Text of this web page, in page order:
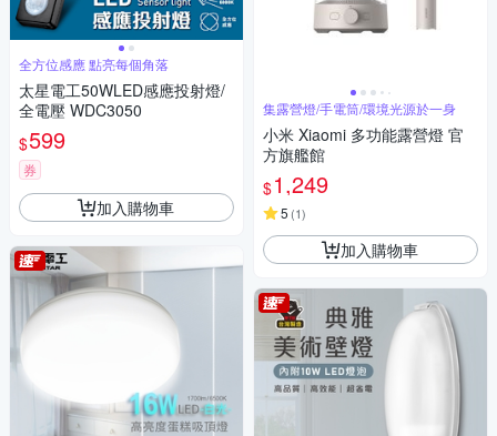
全方位感應 點亮每個角落
太星電工50WLED感應投射燈/
全電壓 WDC3050
$599
券
加入購物車
集露營燈/手電筒/環境光源於一身
小米 Xiaomi 多功能露營燈 官
方旗艦館
$1,249
5 (1)
加入購物車